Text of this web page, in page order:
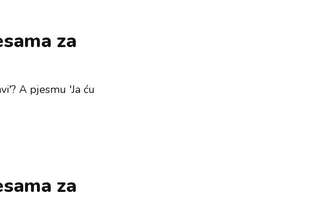
za
A pjesmu 'Ja ću
za